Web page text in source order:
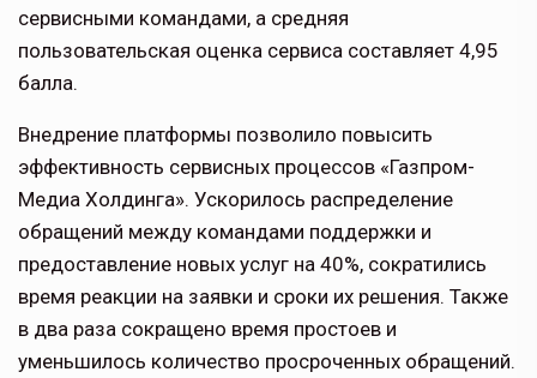
сервисными командами, а средняя
пользовательская оценка сервиса составляет 4,95
балла.
Внедрение платформы позволило повысить
эффективность сервисных процессов «Газпром-
Медиа Холдинга». Ускорилось распределение
обращений между командами поддержки и
предоставление новых услуг на 40%, сократились
время реакции на заявки и сроки их решения. Также
в два раза сокращено время простоев и
уменьшилось количество просроченных обращений.